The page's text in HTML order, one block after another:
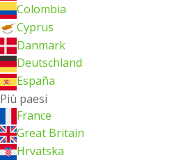
Colombia
Cyprus
Danmark
Deutschland
España
Più paesi
France
Great Britain
Hrvatska